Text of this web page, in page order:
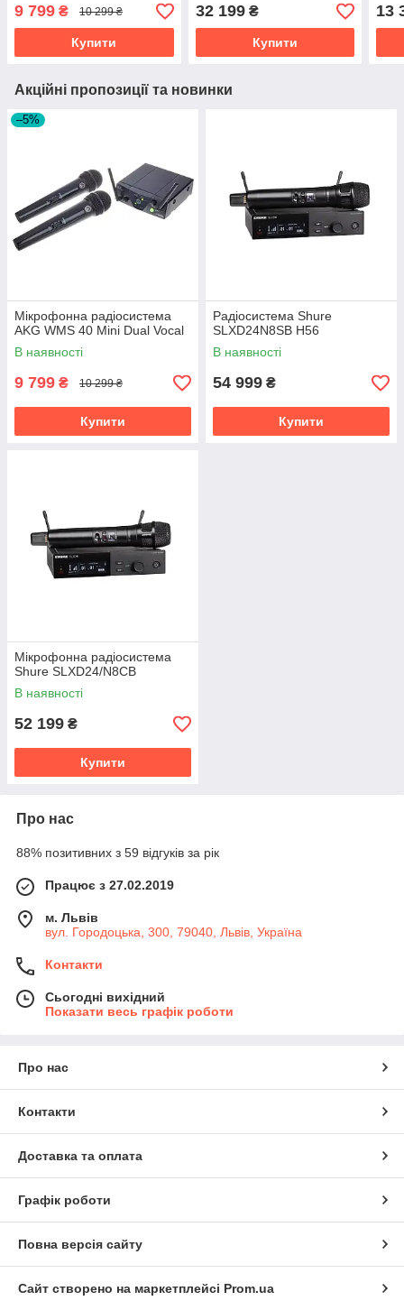
9 799 ₴ 10 299 ₴
Купити
32 199₴
Купити
13
Акційні пропозиції та новинки
–5%
Мікрофонна радіосистема
AKG WMS 40 Mini Dual Vocal
В наявності
9 799 ₴ 10 299 ₴
Купити
Радіосистема Shure
SLXD24N8SB H56
В наявності
54 999 ₴
Купити
Мікрофонна радіосистема
Shure SLXD24/N8CB
В наявності
52 199 ₴
Купити
Про нас
88% позитивних з 59 відгуків за рік
Працює з 27.02.2019
м. Львів
вул. Городоцька, 300, 79040, Львів, Україна
Контакти
Сьогодні вихідний
Показати весь графік роботи
Про нас
Контакти
Доставка та оплата
Графік роботи
Повна версія сайту
Сайт створено на маркетплейсі Prom.ua